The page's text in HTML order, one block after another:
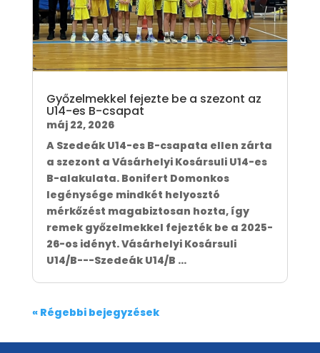
Győzelmekkel fejezte be a szezont az
U14-es B-csapat
máj 22, 2026
A Szedeák U14-es B-csapata ellen zárta
a szezont a Vásárhelyi Kosársuli U14-es
B-alakulata. Bonifert Domonkos
legénysége mindkét helyosztó
mérkőzést magabiztosan hozta, így
remek győzelmekkel fejezték be a 2025-
26-os idényt. Vásárhelyi Kosársuli
U14/B---Szedeák U14/B ...
« Régebbi bejegyzések